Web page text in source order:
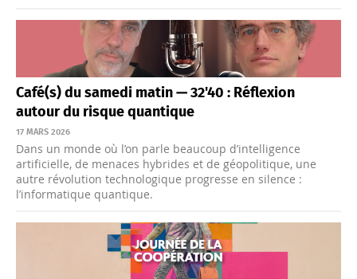
Café(s) du samedi matin — 32'40 : Réflexion
autour du risque quantique
17 MARS 2026
Dans un monde où l’on parle beaucoup d’intelligence
artificielle, de menaces hybrides et de géopolitique, une
autre révolution technologique progresse en silence :
l’informatique quantique.